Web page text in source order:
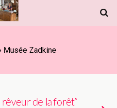
Musée Zadkine
rêveur de la forêt”